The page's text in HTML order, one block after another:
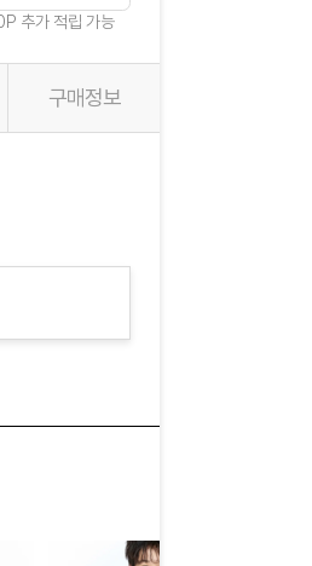
추가 적립 가능
구매정보